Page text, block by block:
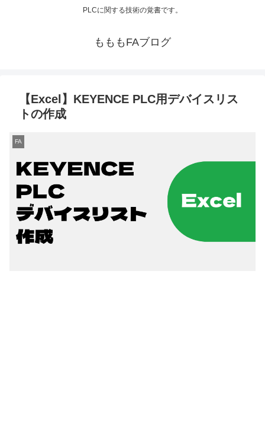
PLCに関する技術の覚書です。
もももFAブログ
【Excel】KEYENCE PLC用デバイスリス
トの作成
FA